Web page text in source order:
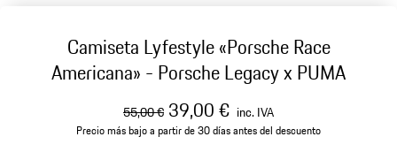
Camiseta Lyfestyle «Porsche Race
Americana» - Porsche Legacy x PUMA
precio original
55,00 €precio de venta
39,00 €inc. IVA
inc. IVA
Precio más bajo a partir de 30 días antes del descuento